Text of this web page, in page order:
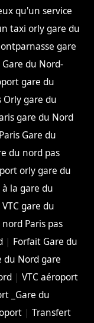
qu'un service
taxi orly gare du
gare
du Nord-
gare du
gare du
gare du Nord
Gare du
du nord pas
orly gare du
la gare du
gare du
Paris pas
| Forfait Gare du
du Nord gare
|VTC aéroport
_Gare du
|Transfert